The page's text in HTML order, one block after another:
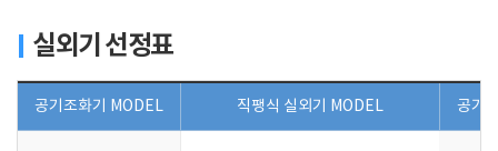
실외기 선정표
공기조화기 MODEL 직팽식 실외기 MODEL 공기